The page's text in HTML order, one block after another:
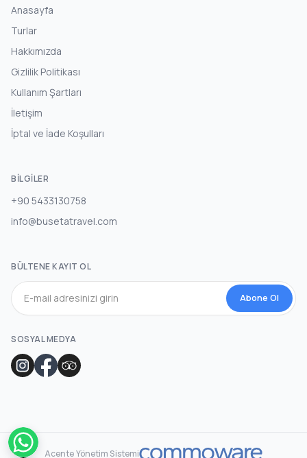
Anasayfa
Turlar
Hakkımızda
Gizlilik Politikası
Kullanım Şartları
İletişim
İptal ve İade Koşulları
BILGILER
+90 5433130758
info@busetatravel.com
BÜLTENE KAYIT OL
Abone Ol
SOSYAL MEDYA
Acente Yönetim Sistemi